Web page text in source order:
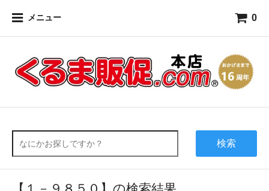
メニュー 0
検索